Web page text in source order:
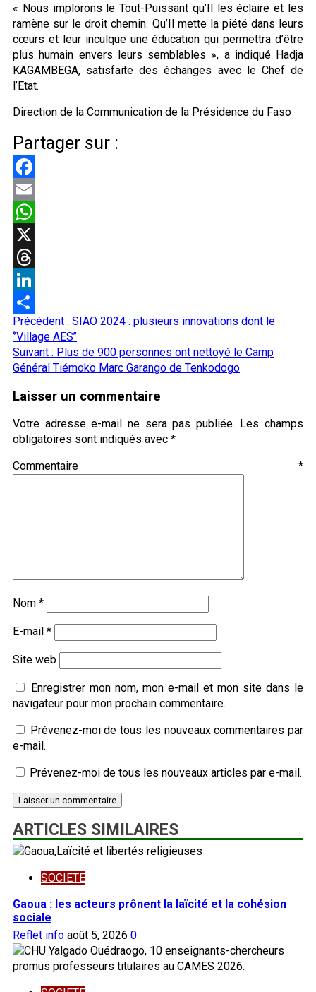
« Nous implorons le Tout-Puissant qu’Il les éclaire et les
ramène sur le droit chemin. Qu’Il mette la piété dans leurs
cœurs et leur inculque une éducation qui permettra d’être
plus humain envers leurs semblables », a indiqué Hadja
KAGAMBEGA, satisfaite des échanges avec le Chef de
l’Etat.
Direction de la Communication de la Présidence du Faso
Partager sur :
Facebook
Email
WhatsApp
X
Threads
LinkedIn
Partager
Navigation
d’article
Précédent : SIAO 2024 : plusieurs innovations dont le
‘’Village AES’’
Suivant : Plus de 900 personnes ont nettoyé le Camp
Général Tiémoko Marc Garango de Tenkodogo
Laisser un commentaire
Votre adresse e-mail ne sera pas publiée. Les champs
obligatoires sont indiqués avec *
Commentaire *
Nom *
E-mail *
Site web
Enregistrer mon nom, mon e-mail et mon site dans le
navigateur pour mon prochain commentaire.
Prévenez-moi de tous les nouveaux commentaires par
e-mail.
Prévenez-moi de tous les nouveaux articles par e-mail.
ARTICLES SIMILAIRES
SOCIETE
Gaoua : les acteurs prônent la laïcité et la cohésion
sociale
Reflet info août 5, 2026 0